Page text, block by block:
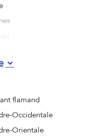
flamand
Occidentale
Orientale